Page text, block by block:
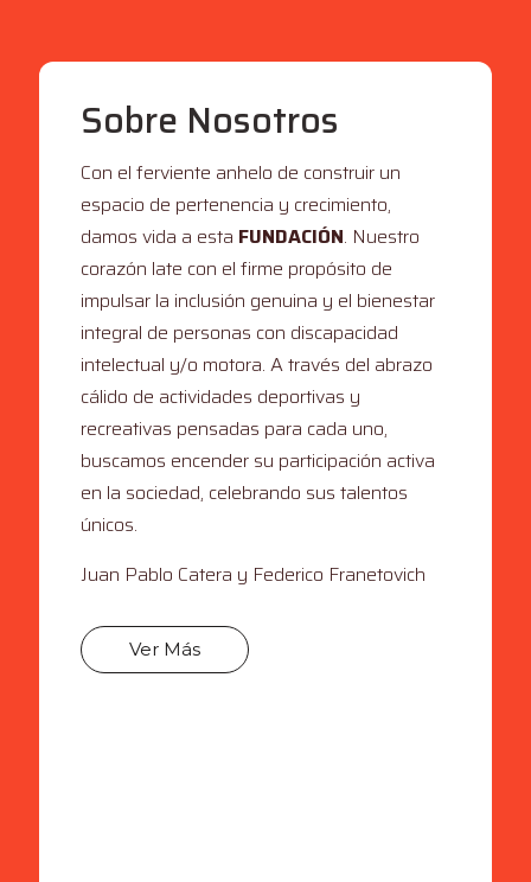
Sobre Nosotros
Con el ferviente anhelo de construir un
espacio de pertenencia y crecimiento,
damos vida a esta FUNDACIÓN. Nuestro
corazón late con el firme propósito de
impulsar la inclusión genuina y el bienestar
integral de personas con discapacidad
intelectual y/o motora. A través del abrazo
cálido de actividades deportivas y
recreativas pensadas para cada uno,
buscamos encender su participación activa
en la sociedad, celebrando sus talentos
únicos.
Juan Pablo Catera y Federico Franetovich
Ver Más